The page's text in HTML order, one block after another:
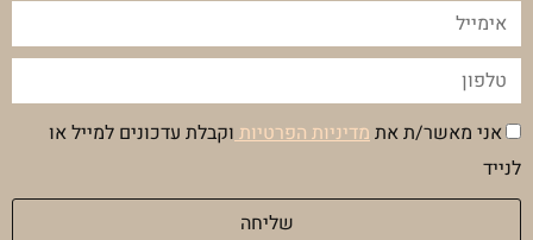
אימייל
טלפון
הסכמה
פרטיות
אני מאשר/ת אתמדיניות הפרטיותוקבלת עדכונים למייל או
לנייד
שליחה